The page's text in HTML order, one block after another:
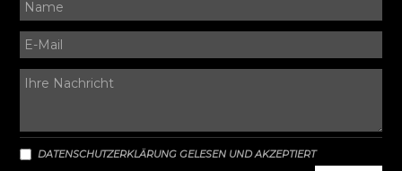
DATENSCHUTZERKLÄRUNG GELESEN UND AKZEPTIERT